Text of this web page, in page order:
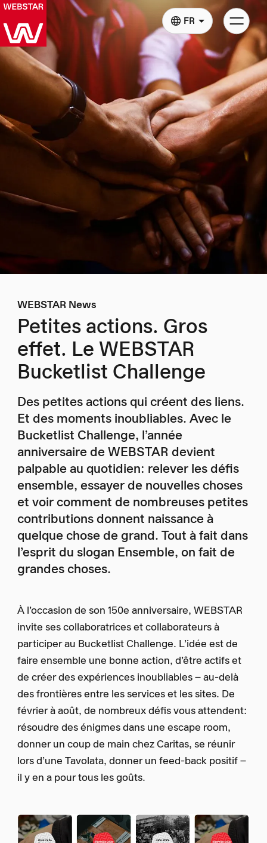
FR
Basculer
la
WEBSTAR News
Petites actions. Gros
effet. Le WEBSTAR
Bucketlist Challenge
Des petites actions qui créent des liens.
Et des moments inoubliables. Avec le
Bucketlist Challenge, l’année
anniversaire de WEBSTAR devient
palpable au quotidien: relever les défis
ensemble, essayer de nouvelles choses
et voir comment de nombreuses petites
contributions donnent naissance à
quelque chose de grand. Tout à fait dans
l’esprit du slogan Ensemble, on fait de
grandes choses.
À l’occasion de son 150e anniversaire, WEBSTAR
invite ses collaboratrices et collaborateurs à
participer au Bucketlist Challenge. L’idée est de
faire ensemble une bonne action, d’être actifs et
de créer des expériences inoubliables – au-delà
des frontières entre les services et les sites. De
février à août, de nombreux défis vous attendent:
résoudre des énigmes dans une escape room,
donner un coup de main chez Caritas, se réunir
lors d’une Tavolata, donner un feed-back positif –
il y en a pour tous les goûts.